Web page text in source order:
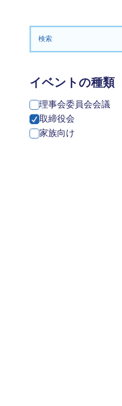
検索する：
イベントの種類
理事会委員会会議
取締役会
家族向け